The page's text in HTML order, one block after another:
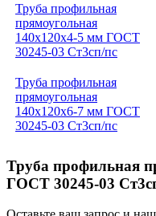
Труба профильная
прямоугольная
140x120x4-5 мм ГОСТ
30245-03 Ст3сп/пс
Труба профильная
прямоугольная
140x120x6-7 мм ГОСТ
30245-03 Ст3сп/пс
Труба профильная
ГОСТ 30245-03